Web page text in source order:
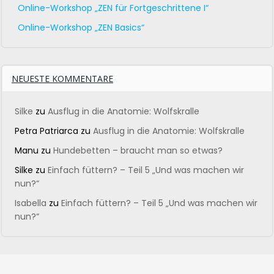
Online-Workshop „ZEN für Fortgeschrittene I“
Online-Workshop „ZEN Basics“
NEUESTE KOMMENTARE
Silke zu Ausflug in die Anatomie: Wolfskralle
Petra Patriarca zu Ausflug in die Anatomie: Wolfskralle
Manu zu Hundebetten – braucht man so etwas?
Silke zu Einfach füttern? – Teil 5 „Und was machen wir
nun?“
Isabella zu Einfach füttern? – Teil 5 „Und was machen wir
nun?“